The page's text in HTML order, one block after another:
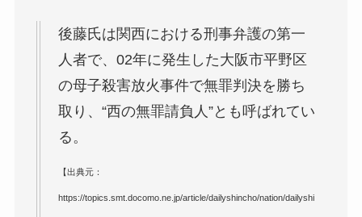
後藤氏は関西における刑事弁護の第一
人者で、02年に発生した大阪市平野区
の母子殺害放火事件で無罪判決を勝ち
取り、“西の無罪請負人”とも呼ばれてい
る。
【出典元：
https://topics.smt.docomo.ne.jp/article/dailyshincho/nation/dailyshi